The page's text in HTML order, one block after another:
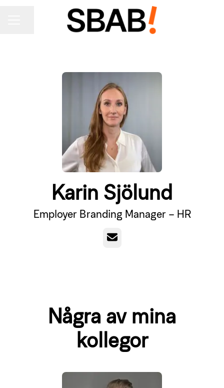
Karin Sjölund
Employer Branding Manager – HR
E-post
Några av mina
kollegor